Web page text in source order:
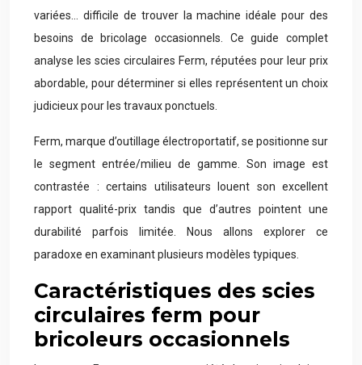
variées… difficile de trouver la machine idéale pour des
besoins de bricolage occasionnels. Ce guide complet
analyse les scies circulaires Ferm, réputées pour leur prix
abordable, pour déterminer si elles représentent un choix
judicieux pour les travaux ponctuels.
Ferm, marque d’outillage électroportatif, se positionne sur
le segment entrée/milieu de gamme. Son image est
contrastée : certains utilisateurs louent son excellent
rapport qualité-prix tandis que d’autres pointent une
durabilité parfois limitée. Nous allons explorer ce
paradoxe en examinant plusieurs modèles typiques.
Caractéristiques des scies
circulaires ferm pour
bricoleurs occasionnels